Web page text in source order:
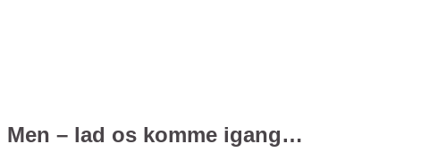
Men – lad os komme igang…